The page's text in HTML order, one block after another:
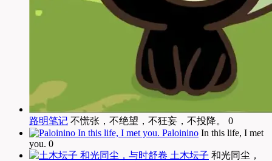
路明笔记 不慌张，不绝望，不狂妄，不投降。 0
Paloinino In this life, I met
you. 0
土木坛子 和光同尘，